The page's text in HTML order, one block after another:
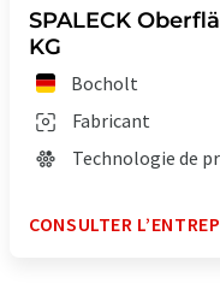
SPALECK
KG
Bocholt
Fabricant
Technologie de
CONSULTER